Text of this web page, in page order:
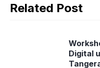
Related Post
Digital